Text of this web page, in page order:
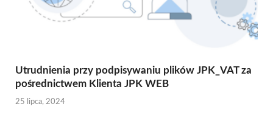
Utrudnienia przy podpisywaniu plików JPK_VAT za
pośrednictwem Klienta JPK WEB
25 lipca, 2024